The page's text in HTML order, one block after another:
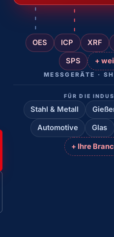
OES ICP XRF
SPS +
MESSGERÄTE ·
FÜR DIE
Stahl & Metall
Automotive Glas
+ Ihre